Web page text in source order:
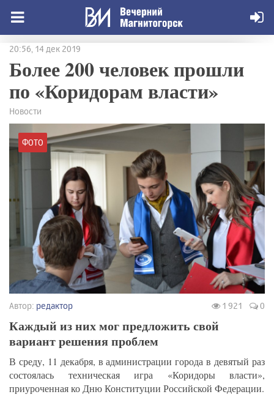
20:56, 14 дек 2019
Более 200 человек прошли
по «Коридорам власти»
Новости
ФОТО
Автор: редактор 1 921 0
Каждый из них мог предложить свой
вариант решения проблем
В среду, 11 декабря, в администрации города в девятый раз
состоялась техническая игра «Коридоры власти»,
приуроченная ко Дню Конституции Российской Федерации.